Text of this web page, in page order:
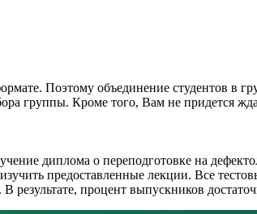
Поэтому объединение студентов в
группы. Кроме того, Вам не придется
диплома о переподготовке на
предоставленные лекции. Все
результате, процент выпускников